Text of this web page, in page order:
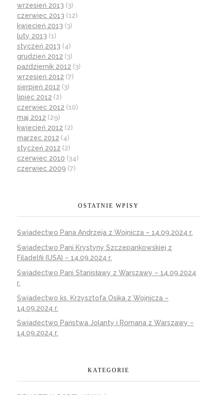
wrzesień 2013 (3)
czerwiec 2013 (12)
kwiecień 2013 (3)
luty 2013 (1)
styczeń 2013 (4)
grudzień 2012 (3)
październik 2012 (3)
wrzesień 2012 (7)
sierpień 2012 (3)
lipiec 2012 (2)
czerwiec 2012 (10)
maj 2012 (29)
kwiecień 2012 (2)
marzec 2012 (4)
styczeń 2012 (2)
czerwiec 2010 (34)
czerwiec 2009 (7)
OSTATNIE WPISY
Świadectwo Pana Andrzeja z Wojnicza – 14.09.2024 r.
Świadectwo Pani Krystyny Szczepankowskiej z
Filadelfii (USA) – 14.09.2024 r.
Świadectwo Pani Stanisławy z Warszawy – 14.09.2024
r.
Świadectwo ks. Krzysztofa Osika z Wojnicza –
14.09.2024 r.
Świadectwo Państwa Jolanty i Romana z Warszawy –
14.09.2024 r.
KATEGORIE